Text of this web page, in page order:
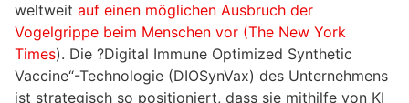
weltweit auf einen möglichen Ausbruch der
Vogelgrippe beim Menschen vor (The New York
Times). Die ?Digital Immune Optimized Synthetic
Vaccine“-Technologie (DIOSynVax) des Unternehmens
ist strategisch so positioniert, dass sie mithilfe von KI